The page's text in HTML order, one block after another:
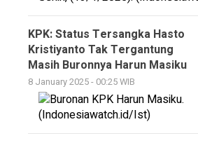
KPK: Status Tersangka Hasto
Kristiyanto Tak Tergantung
Masih Buronnya Harun Masiku
8 January 2025 - 00:25 WIB